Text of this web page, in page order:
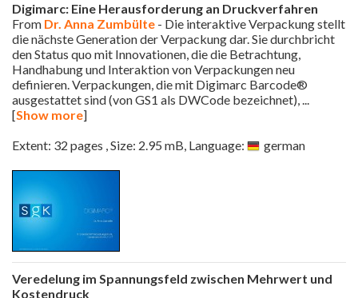
Digimarc: Eine Herausforderung an Druckverfahren
From Dr. Anna Zumbülte - Die interaktive Verpackung stellt
die nächste Generation der Verpackung dar. Sie durchbricht
den Status quo mit Innovationen, die die Betrachtung,
Handhabung und Interaktion von Verpackungen neu
definieren. Verpackungen, die mit Digimarc Barcode®
ausgestattet sind (von GS1 als DWCode bezeichnet),...
[Show more]
Extent: 32 pages , Size: 2.95 mB, Language:
german
Veredelung im Spannungsfeld zwischen Mehrwert und
Kostendruck